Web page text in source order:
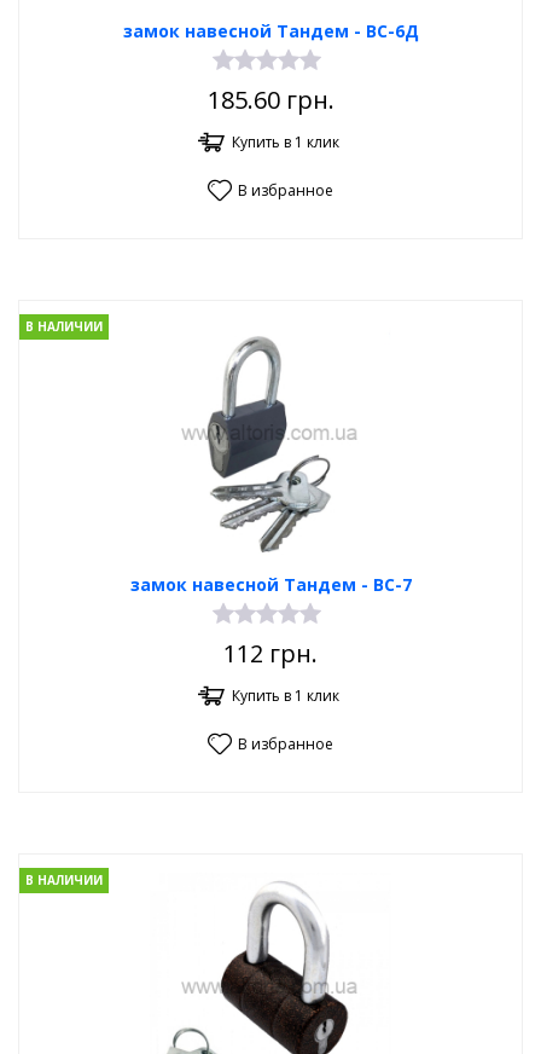
замок навесной Тандем - ВС-6Д
185.60грн.
Купить в 1 клик
В избранное
замок навесной Тандем - ВС-7
В НАЛИЧИИ
112 грн.
Купить в 1 клик
В избранное
В НАЛИЧИИ